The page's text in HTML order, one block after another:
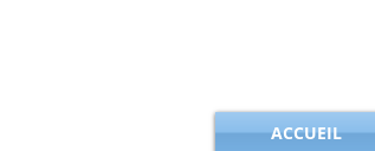
ACCUEIL